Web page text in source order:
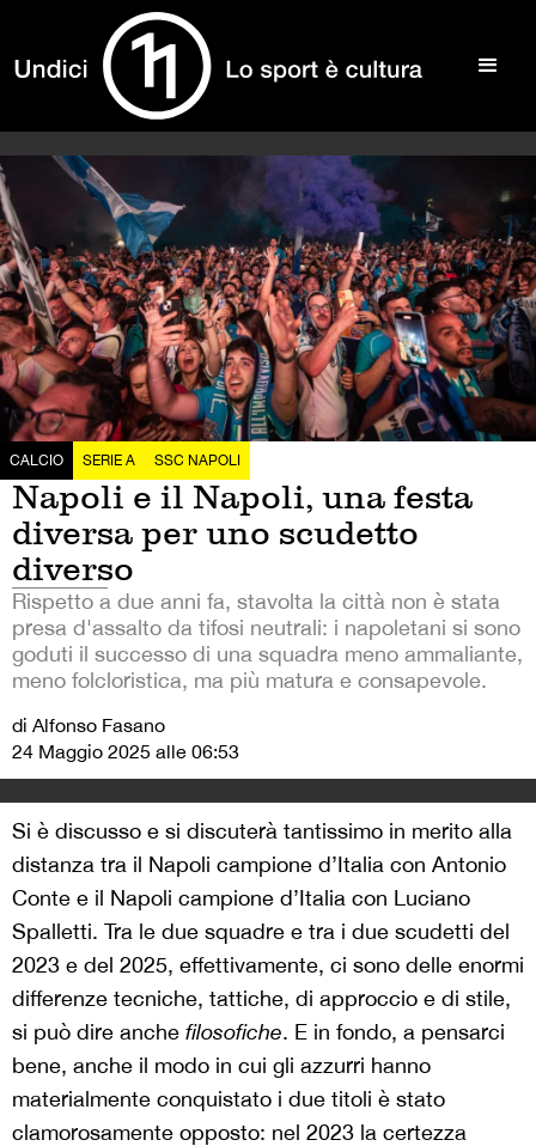
CALCIO SERIE A SSC NAPOLI
Napoli e il Napoli, una festa
diversa per uno scudetto
diverso
Rispetto a due anni fa, stavolta la città non è stata
presa d'assalto da tifosi neutrali: i napoletani si sono
goduti il successo di una squadra meno ammaliante,
meno folcloristica, ma più matura e consapevole.
di Alfonso Fasano
24 Maggio 2025 alle 06:53
Si è discusso e si discuterà tantissimo in merito alla
distanza tra il Napoli campione d’Italia con Antonio
Conte e il Napoli campione d’Italia con Luciano
Spalletti. Tra le due squadre e tra i due scudetti del
2023 e del 2025, effettivamente, ci sono delle enormi
differenze tecniche, tattiche, di approccio e di stile,
si può dire anche filosofiche. E in fondo, a pensarci
bene, anche il modo in cui gli azzurri hanno
materialmente conquistato i due titoli è stato
clamorosamente opposto: nel 2023 la certezza